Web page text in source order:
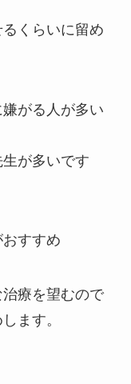
くらいに留め
がる人が多い
が多いです
すすめ
療を望むので
ます。